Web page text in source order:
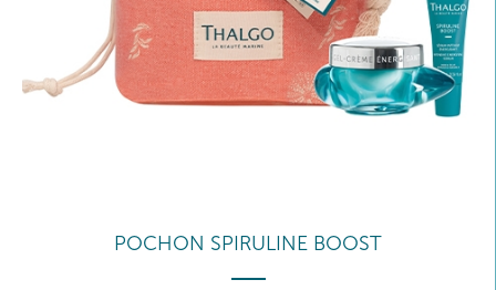
POCHON SPIRULINE BOOST